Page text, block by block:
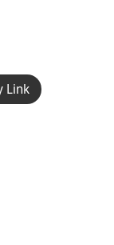
Link